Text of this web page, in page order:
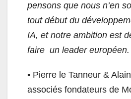
pensons que nous n’en
tout début du
IA, et notre ambition est
faire un leader
• Pierre le Tanneur &
associés fondateurs de